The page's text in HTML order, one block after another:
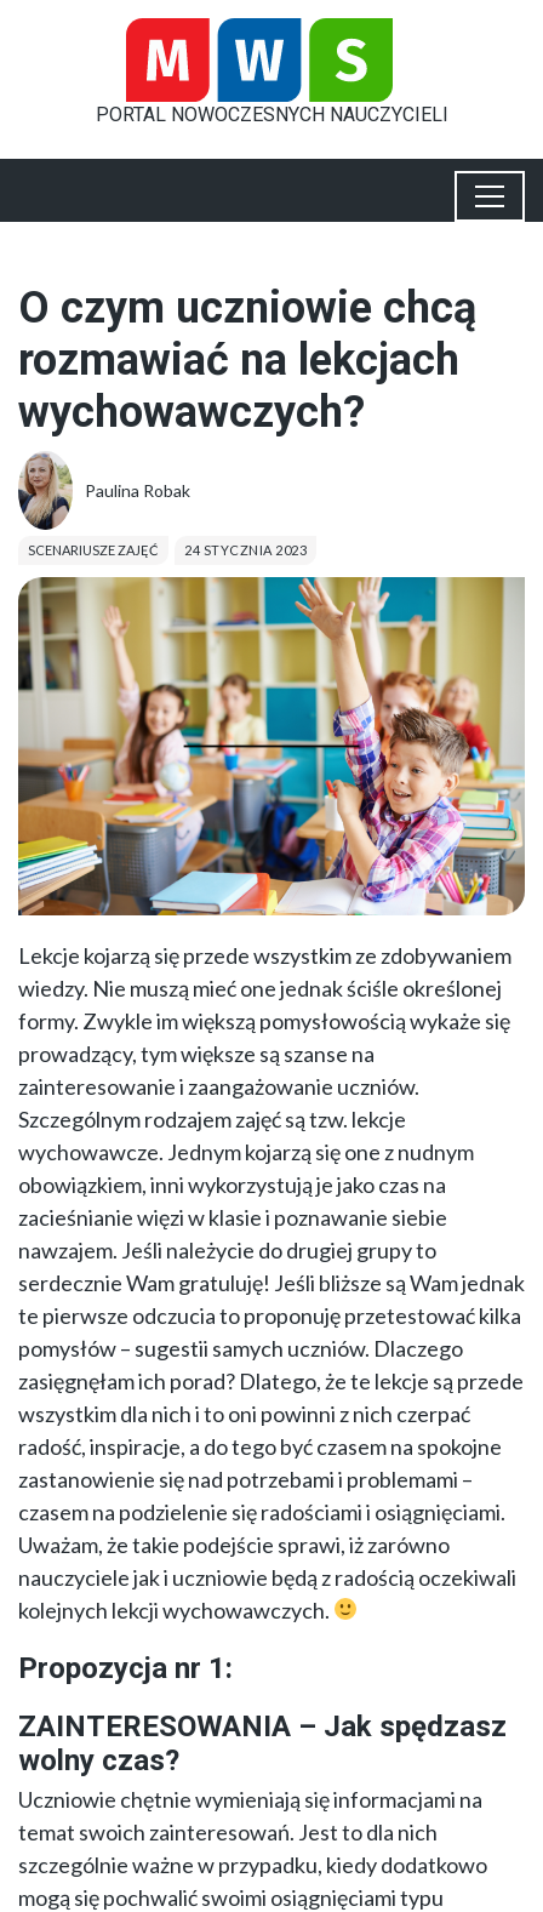
PORTAL NOWOCZESNYCH NAUCZYCIELI
O czym uczniowie chcą
rozmawiać na lekcjach
wychowawczych?
Paulina Robak
SCENARIUSZE ZAJĘĆ 24 STYCZNIA 2023
Lekcje kojarzą się przede wszystkim ze zdobywaniem
wiedzy. Nie muszą mieć one jednak ściśle określonej
formy. Zwykle im większą pomysłowością wykaże się
prowadzący, tym większe są szanse na
zainteresowanie i zaangażowanie uczniów.
Szczególnym rodzajem zajęć są tzw. lekcje
wychowawcze. Jednym kojarzą się one z nudnym
obowiązkiem, inni wykorzystują je jako czas na
zacieśnianie więzi w klasie i poznawanie siebie
nawzajem. Jeśli należycie do drugiej grupy to
serdecznie Wam gratuluję! Jeśli bliższe są Wam jednak
te pierwsze odczucia to proponuję przetestować kilka
pomysłów – sugestii samych uczniów. Dlaczego
zasięgnęłam ich porad? Dlatego, że te lekcje są przede
wszystkim dla nich i to oni powinni z nich czerpać
radość, inspiracje, a do tego być czasem na spokojne
zastanowienie się nad potrzebami i problemami –
czasem na podzielenie się radościami i osiągnięciami.
Uważam, że takie podejście sprawi, iż zarówno
nauczyciele jak i uczniowie będą z radością oczekiwali
kolejnych lekcji wychowawczych.
Propozycja nr 1:
ZAINTERESOWANIA – Jak spędzasz
wolny czas?
Uczniowie chętnie wymieniają się informacjami na
temat swoich zainteresowań. Jest to dla nich
szczególnie ważne w przypadku, kiedy dodatkowo
mogą się pochwalić swoimi osiągnięciami typu